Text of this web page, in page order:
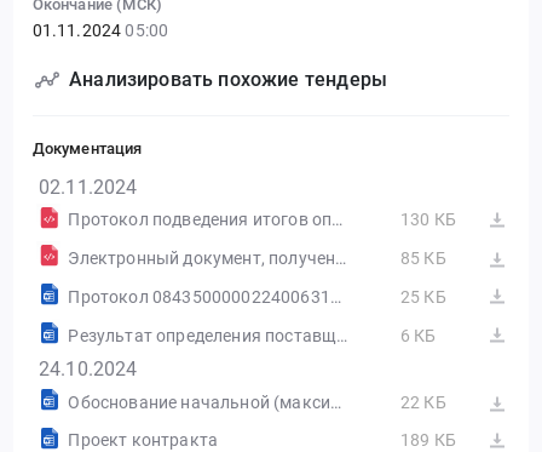
Окончание (МСК)
01.11.2024 05:00
Анализировать похожие тендеры
Документация
02.11.2024
Протокол подведения итогов определения поставщика (подрядчика, исполнителя) от 01.11.2024 №ИЭА1
130 КБ
Электронный документ, полученный из внешней системы
85 КБ
Протокол 0843500000224006312.doc
25 КБ
Результат определения поставщика (подрядчика, исполнителя), сформированный на основании размещенных протоколов
6 КБ
24.10.2024
Обоснование начальной (максимальной) цены контракта
22 КБ
Проект контракта
189 КБ